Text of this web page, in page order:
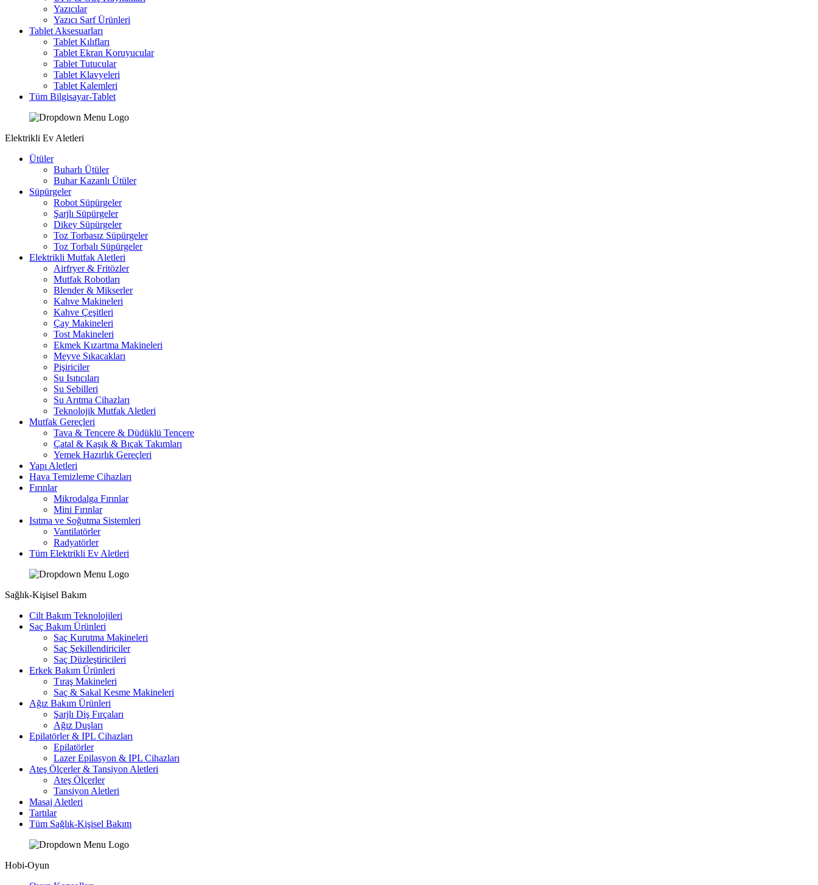
Yazıcılar
Yazıcı Sarf Ürünleri
Tablet Aksesuarları
Tablet Kılıfları
Tablet Ekran Koruyucular
Tablet Tutucular
Tablet Klavyeleri
Tablet Kalemleri
Tüm Bilgisayar-Tablet
Elektrikli Ev Aletleri
Ütüler
Buharlı Ütüler
Buhar Kazanlı Ütüler
Süpürgeler
Robot Süpürgeler
Şarjlı Süpürgeler
Dikey Süpürgeler
Toz Torbasız Süpürgeler
Toz Torbalı Süpürgeler
Elektrikli Mutfak Aletleri
Airfryer & Fritözler
Mutfak Robotları
Blender & Mikserler
Kahve Makineleri
Kahve Çeşitleri
Çay Makineleri
Tost Makineleri
Ekmek Kızartma Makineleri
Meyve Sıkacakları
Pişiriciler
Su Isıtıcıları
Su Sebilleri
Su Arıtma Cihazları
Teknolojik Mutfak Aletleri
Mutfak Gereçleri
Tava & Tencere & Düdüklü Tencere
Çatal & Kaşık & Bıçak Takımları
Yemek Hazırlık Gereçleri
Yapı Aletleri
Hava Temizleme Cihazları
Fırınlar
Mikrodalga Fırınlar
Mini Fırınlar
Isıtma ve Soğutma Sistemleri
Vantilatörler
Radyatörler
Tüm Elektrikli Ev Aletleri
Sağlık-Kişisel Bakım
Cilt Bakım Teknolojileri
Saç Bakım Ürünleri
Saç Kurutma Makineleri
Saç Şekillendiriciler
Saç Düzleştiricileri
Erkek Bakım Ürünleri
Tıraş Makineleri
Saç & Sakal Kesme Makineleri
Ağız Bakım Ürünleri
Şarjlı Diş Fırçaları
Ağız Duşları
Epilatörler & IPL Cihazları
Epilatörler
Lazer Epilasyon & IPL Cihazları
Ateş Ölçerler & Tansiyon Aletleri
Ateş Ölçerler
Tansiyon Aletleri
Masaj Aletleri
Tartılar
Tüm Sağlık-Kişisel Bakım
Hobi-Oyun